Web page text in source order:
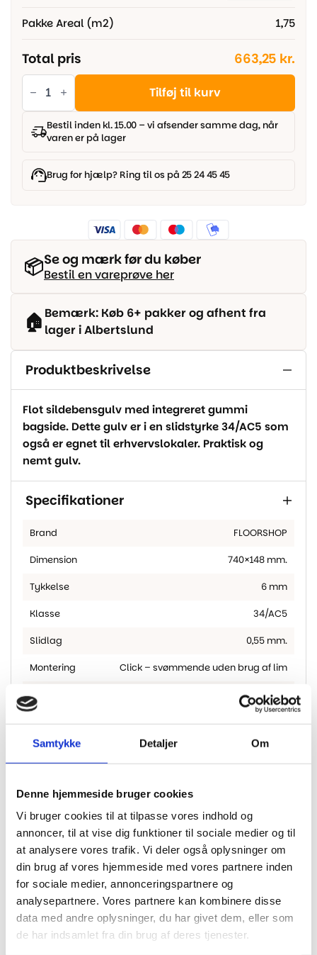
Samtykke Detaljer Om
Denne hjemmeside bruger cookies
Vi bruger cookies til at tilpasse vores indhold og
annoncer, til at vise dig funktioner til sociale medier og til
at analysere vores trafik. Vi deler også oplysninger om
din brug af vores hjemmeside med vores partnere inden
for sociale medier, annonceringspartnere og
analysepartnere. Vores partnere kan kombinere disse
data med andre oplysninger, du har givet dem, eller som
de har indsamlet fra din brug af deres tjenester.
Pakke Areal (m2) 1,75
Total pris 663,25 kr.
Vinylgulv
Sildeben
med
gummibagside
Riley
Tilføj til kurv
Bestil inden kl. 15.00 – vi afsender samme dag, når
varen er på lager
Brug for hjælp? Ring til os på 25 24 45 45
📦Se og mærk før du køber
Bestil en vareprøve her
🏠 Bemærk: Køb 6+ pakker og afhent fra
lager i Albertslund
Produktbeskrivelse
Flot sildebensgulv med integreret gummi
bagside. Dette gulv er i en slidstyrke 34/AC5 som
også er egnet til erhvervslokaler. Praktisk og
nemt gulv.
Specifikationer
Brand FLOORSHOP
Dimension 740×148 mm.
Tykkelse 6 mm
Klasse 34/AC5
Slidlag 0,55 mm.
Montering Click – svømmende uden brug af lim
Gulvvarme Egnet til gulvvarme
Bagside Fastmonteret skum/gummi bagside
Andre har også kigget
på...
-20% -20%